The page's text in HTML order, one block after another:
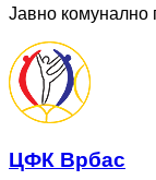
Јавно комунално
ЦФК Врбас